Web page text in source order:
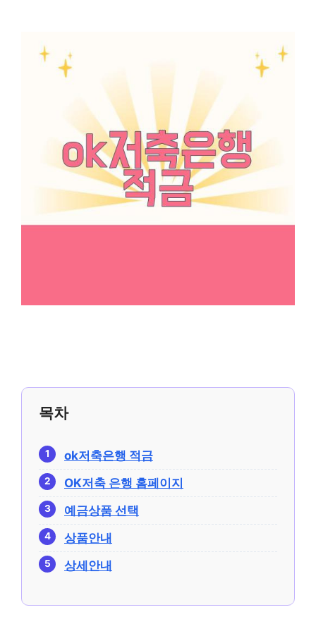
목차
ok저축은행 적금
OK저축 은행 홈페이지
예금상품 선택
상품안내
상세안내